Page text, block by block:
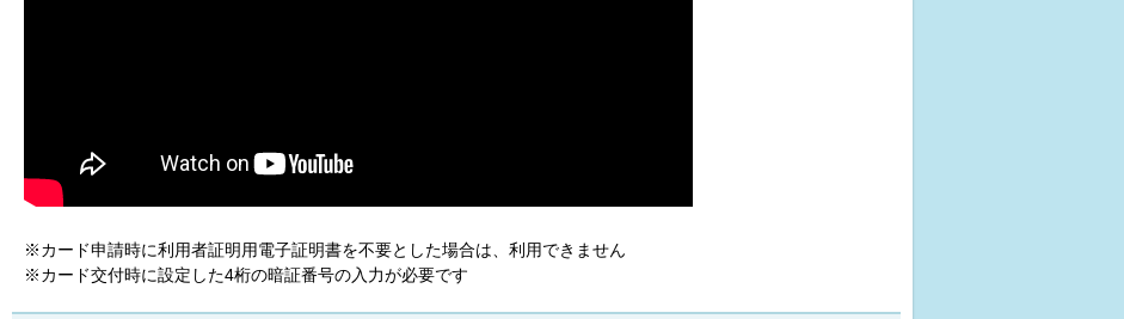
※カード申請時に利用者証明用電子証明書を不要とした場合は、利用できません
※カード交付時に設定した4桁の暗証番号の入力が必要です